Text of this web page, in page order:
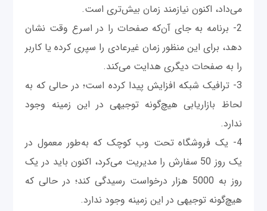
می‌داد، اکنون نیازمند زمان بیش‌تری است.
2- برنامه به جای آن‌که صفحات را در اسرع وقت نشان
دهد، برای این منظور زمان غیرعادی را سپری کرده یا کاربر
را به صفحات دیگری هدایت می‌کند.
3- ترافیک شبکه افزایش پیدا کرده است؛ در حالی که به
لحاظ بازاریابی هیچ‌گونه توجیهی در این زمینه وجود
ندارد.
4- یک فروشگاه تحت وب کوچک که به‌طور معمول در
یک روز 50 سفارش را مدیریت می‌کرد، اکنون باید در یک
روز به 5000 هزار درخواست رسیدگی کند؛ در حالی که
هیچ‌گونه توجیهی در این زمینه وجود ندارد.